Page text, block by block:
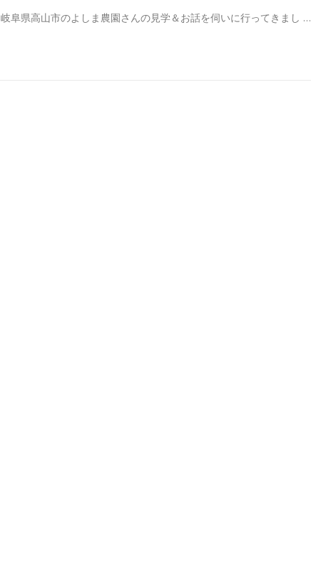
岐阜県高山市のよしま農園さんの見学＆お話を伺いに行ってきまし …